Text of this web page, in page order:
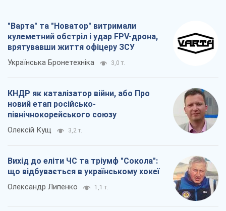
"Варта" та "Новатор" витримали
кулеметний обстріл і удар FPV-дрона,
врятувавши життя офіцеру ЗСУ
Українська Бронетехніка 3,0 т.
КНДР як каталізатор війни, або Про
новий етап російсько-
північнокорейського союзу
Олексій Кущ 3,2 т.
Вихід до еліти ЧС та тріумф "Сокола":
що відбувається в українському хокеї
Олександр Липенко 1,1 т.